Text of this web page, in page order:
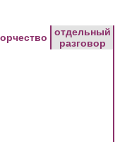
отдельный
разговор